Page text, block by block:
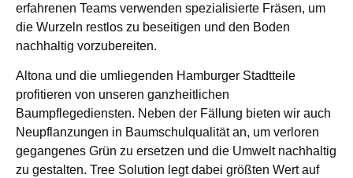
erfahrenen Teams verwenden spezialisierte Fräsen, um
die Wurzeln restlos zu beseitigen und den Boden
nachhaltig vorzubereiten.
Altona und die umliegenden Hamburger Stadtteile
profitieren von unseren ganzheitlichen
Baumpflegediensten. Neben der Fällung bieten wir auch
Neupflanzungen in Baumschulqualität an, um verloren
gegangenes Grün zu ersetzen und die Umwelt nachhaltig
zu gestalten. Tree Solution legt dabei größten Wert auf